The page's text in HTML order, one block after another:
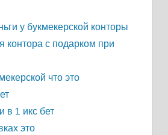
у букмекерской конторы
контора с подарком при
что это
в 1 икс бет
это